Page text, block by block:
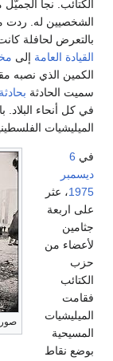
الكتائب. نجا
الشخصيين له. ردت
بالتعرض لحافلة
القيادة العامة إلى
سميت الحادثة
في كل أنحاء البلاد.
الميليشيات
في 6
ديسمبر
1975، عثر
على اربعة
جثامين
لأعضاء من
حزب
الكتائب
فقامت
الميليشيات
المسيحية
بوضع نقاط